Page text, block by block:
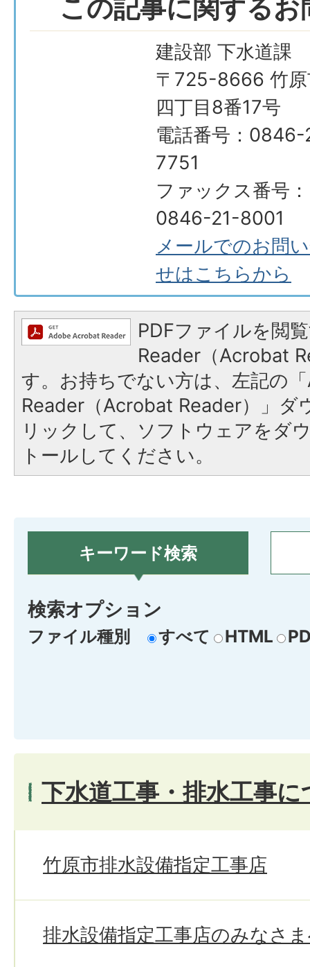
この記事に関する
建設部 下水道課
〒725-8666 竹原
四丁目8番17号
電話番号：
7751
ファックス番号：
0846-21-8001
メールでのお問
せはこちらから
PDFファイルを閲
Reader（Acrobat
す。お持ちでない方は、左記の
Reader（Acrobat Reader）」ダ
リックして、ソフトウェアをダ
トールしてください。
キーワード検索
検索オプション
ファイル種別 すべて HTML
下水道工事・排水工事に
竹原市排水設備指定工事店
排水設備指定工事店のみなさ